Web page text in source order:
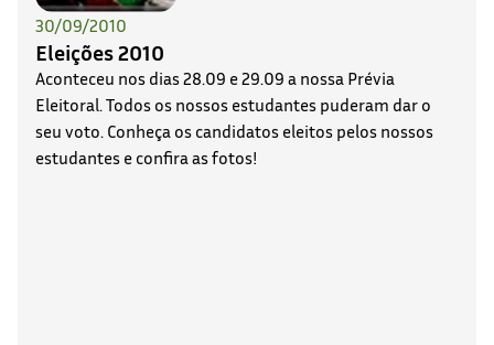
30/09/2010
Eleições 2010
Aconteceu nos dias 28.09 e 29.09 a nossa Prévia
Eleitoral. Todos os nossos estudantes puderam dar o
seu voto. Conheça os candidatos eleitos pelos nossos
estudantes e confira as fotos!